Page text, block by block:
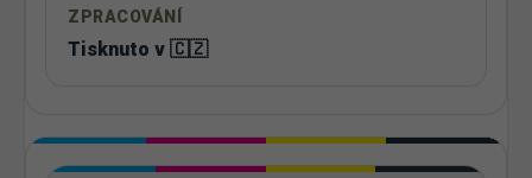
ZPRACOVÁNÍ
Tisknuto v 🇨🇿